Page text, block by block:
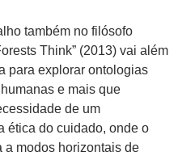
também no filósofo
Think” (2013) vai além
para explorar ontologias
e mais que
de um
ética do cuidado, onde o
modos horizontais de